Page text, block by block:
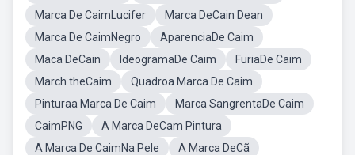
Marca De CaimLucifer
Marca DeCain Dean
Marca De CaimNegro
AparenciaDe Caim
Maca DeCain
IdeogramaDe Caim
FuriaDe Caim
March theCaim
Quadroa Marca De Caim
Pinturaa Marca De Caim
Marca SangrentaDe Caim
CaimPNG
A Marca DeCam Pintura
A Marca De CaimNa Pele
A Marca DeCã